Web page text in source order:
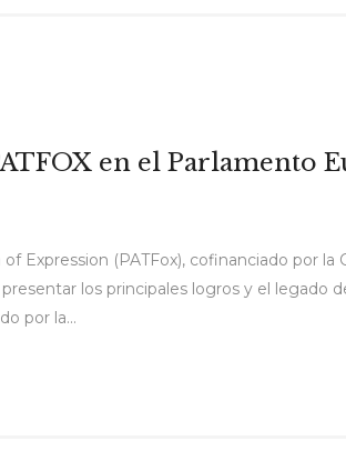
en el Parlamento
Expression (PATFox), cofinanciado por la
los principales logros y el legado
por la...